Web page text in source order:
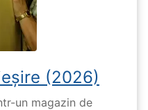
(2026)
un magazin de